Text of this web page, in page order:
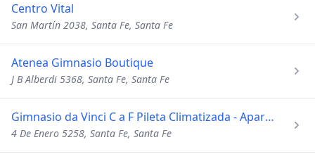
Centro Vital
San Martín 2038, Santa Fe, Santa Fe
Atenea Gimnasio Boutique
J B Alberdi 5368, Santa Fe, Santa Fe
Gimnasio da Vinci C a F Pileta Climatizada - Aparatos
4 De Enero 5258, Santa Fe, Santa Fe